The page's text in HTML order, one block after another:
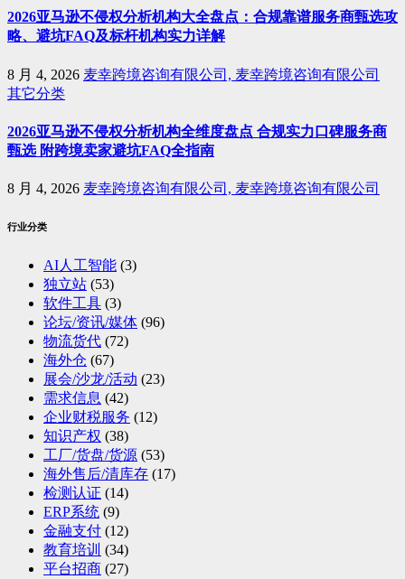
2026亚马逊不侵权分析机构大全盘点：合规靠谱服务商甄选攻
略、避坑FAQ及标杆机构实力详解
8 月 4, 2026 麦幸跨境咨询有限公司, 麦幸跨境咨询有限公司
其它分类
2026亚马逊不侵权分析机构全维度盘点 合规实力口碑服务商
甄选 附跨境卖家避坑FAQ全指南
8 月 4, 2026 麦幸跨境咨询有限公司, 麦幸跨境咨询有限公司
行业分类
AI人工智能 (3)
独立站 (53)
软件工具 (3)
论坛/资讯/媒体 (96)
物流货代 (72)
海外仓 (67)
展会/沙龙/活动 (23)
需求信息 (42)
企业财税服务 (12)
知识产权 (38)
工厂/货盘/货源 (53)
海外售后/清库存 (17)
检测认证 (14)
ERP系统 (9)
金融支付 (12)
教育培训 (34)
平台招商 (27)